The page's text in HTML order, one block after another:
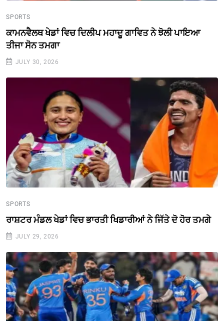
SPORTS
ਕਾਮਨਵੈਲਥ ਖੇਡਾਂ ਵਿਚ ਦਿਲੀਪ ਮਹਾਦੂ ਗਾਵਿਤ ਨੇ ਝੋਲੀ ਪਾਇਆ
ਤੀਜਾ ਸੋਨ ਤਮਗਾ
JULY 30, 2026
SPORTS
ਰਾਸ਼ਟਰ ਮੰਡਲ ਖੇਡਾਂ ਵਿਚ ਭਾਰਤੀ ਖਿਡਾਰੀਆਂ ਨੇ ਜਿੱਤੇ ਦੋ ਹੋਰ ਤਮਗੇ
JULY 29, 2026